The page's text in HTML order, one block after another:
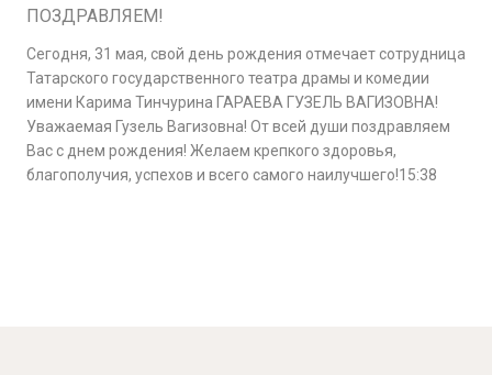
ПОЗДРАВЛЯЕМ!
Сегодня, 31 мая, свой день рождения отмечает сотрудница
Татарского государственного театра драмы и комедии
имени Карима Тинчурина ГАРАЕВА ГУЗЕЛЬ ВАГИЗОВНА!
Уважаемая Гузель Вагизовна! От всей души поздравляем
Вас с днем рождения! Желаем крепкого здоровья,
благополучия, успехов и всего самого наилучшего!15:38